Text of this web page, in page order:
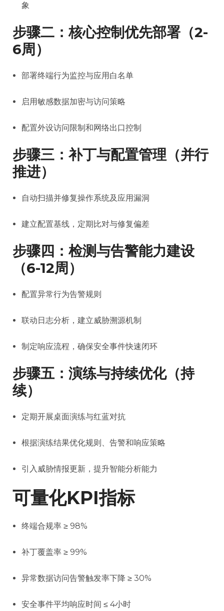
象
步骤二：核心控制优先部署（2-
6周）
部署终端行为监控与应用白名单
启用敏感数据加密与访问策略
配置外设访问限制和网络出口控制
步骤三：补丁与配置管理（并行
推进）
自动扫描并修复操作系统及应用漏洞
建立配置基线，定期比对与修复偏差
步骤四：检测与告警能力建设
（6-12周）
配置异常行为告警规则
联动日志分析，建立威胁溯源机制
制定响应流程，确保安全事件快速闭环
步骤五：演练与持续优化（持
续）
定期开展桌面演练与红蓝对抗
根据演练结果优化规则、告警和响应策略
引入威胁情报更新，提升智能分析能力
可量化KPI指标
终端合规率 ≥ 98%
补丁覆盖率 ≥ 99%
异常数据访问告警触发率下降 ≥ 30%
安全事件平均响应时间 ≤ 4小时